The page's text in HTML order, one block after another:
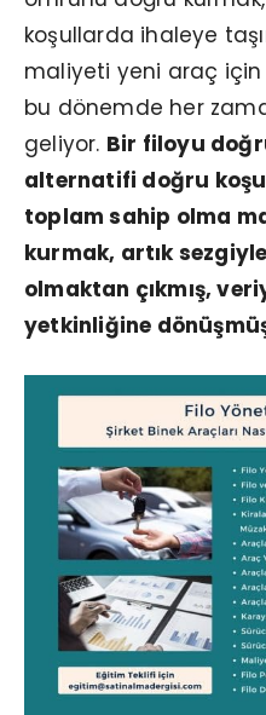
koşullarda ihaleye
maliyeti yeni araç
bu dönemde her
geliyor. Bir filoyu
alternatifi doğru
toplam sahip olma
kurmak, artık
olmaktan çıkmış,
yetkinliğine